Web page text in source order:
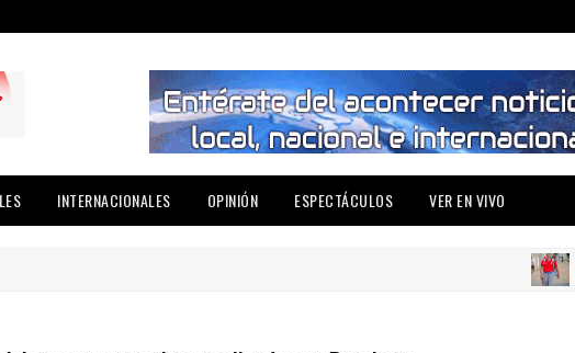
INTERNACIONALES OPINIÓN ESPECTÁCULOS VER EN VIVO
LOCAL